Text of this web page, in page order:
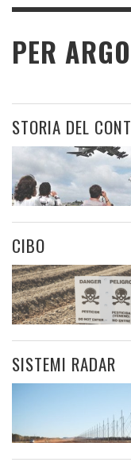
PER
STORIA DEL
CIBO
SISTEMI RADAR